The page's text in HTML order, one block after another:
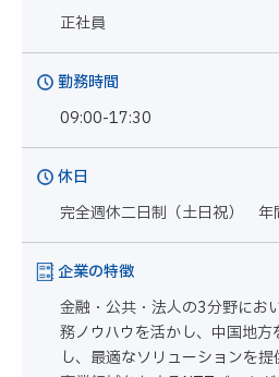
正社員
勤務時間
09:00-17:30
休日
完全週休二日制（土日祝） 年
企業の特徴
金融・公共・法人の3分野にお
務ノウハウを活かし、中国地
し、最適なソリューションを